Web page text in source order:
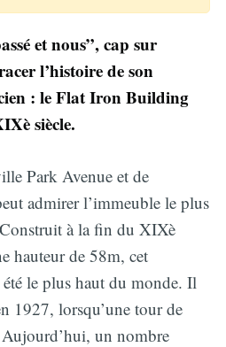
et nous”, cap sur
l’histoire de son
: le Flat Iron Building
siècle.
Park Avenue et de
admirer l’immeuble le plus
à la fin du XIXè
hauteur de 58m, cet
le plus haut du monde. Il
1927, lorsqu’une tour de
Aujourd’hui, un nombre